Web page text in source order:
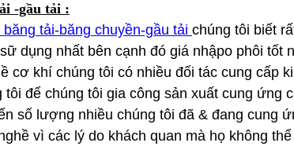
-gầu tải :
tải-băng chuyền-gầu tải chúng tôi biết
dụng nhất bên cạnh đó giá nhậpo phôi tốt
cơ khí chúng tôi có nhiều đối tác cung cấp
để chúng tôi gia công sản xuất cung ứng
số lượng nhiều chúng tôi đã & đang cung
vì các lý do khách quan mà họ không